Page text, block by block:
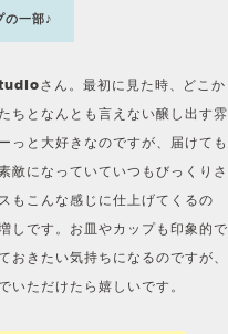
の一部♪
さん。最初に見た時、どこか
ちとなんとも言えない醸し出す雰
っと大好きなのですが、届けても
敵になっていていつもびっくりさ
もこんな感じに仕上げてくるの
しです。お皿やカップも印象的で
おきたい気持ちになるのですが、
いただけたら嬉しいです。